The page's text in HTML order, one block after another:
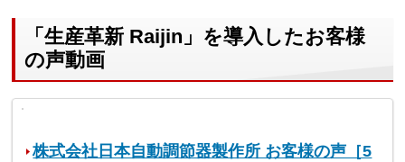
「生産革新 Raijin」を導入したお客様
の声動画
株式会社日本自動調節器製作所 お客様の声［5